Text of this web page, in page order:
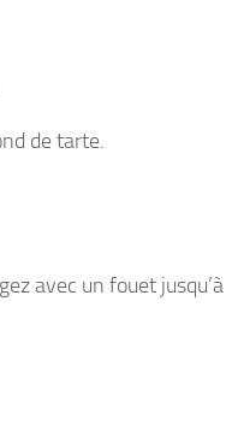
de tarte.
avec un fouet jusqu’à